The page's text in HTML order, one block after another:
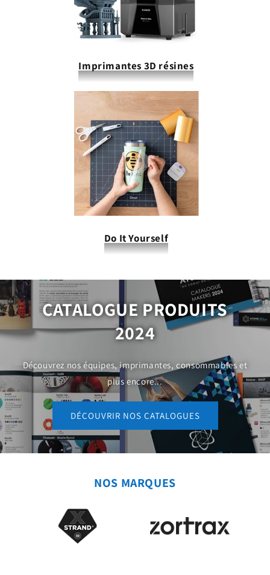
Imprimantes 3D résines
Do It Yourself
CATALOGUE PRODUITS
2024
Découvrez nos équipes, imprimantes, consommables et
plus encore...
DÉCOUVRIR NOS CATALOGUES
NOS MARQUES